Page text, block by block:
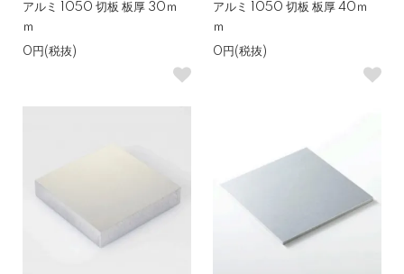
アルミ 1050 切板 板厚 30ｍ
ｍ
0円(税抜)
アルミ 1050 切板 板厚 40ｍ
ｍ
0円(税抜)